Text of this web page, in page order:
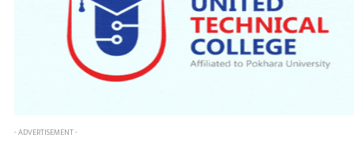
- ADVERTISEMENT -